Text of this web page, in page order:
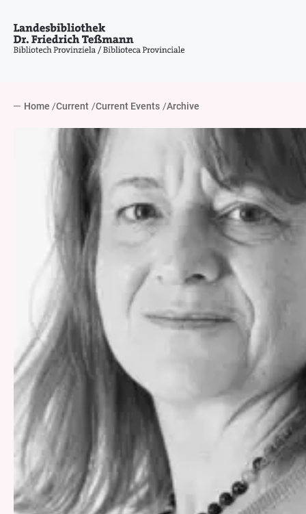
Home Current Current Events Archive